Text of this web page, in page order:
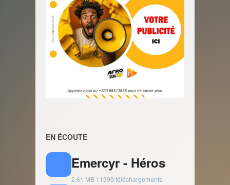
EN ÉCOUTE
Emercyr - Héros
2.61 MB 11399 téléchargements